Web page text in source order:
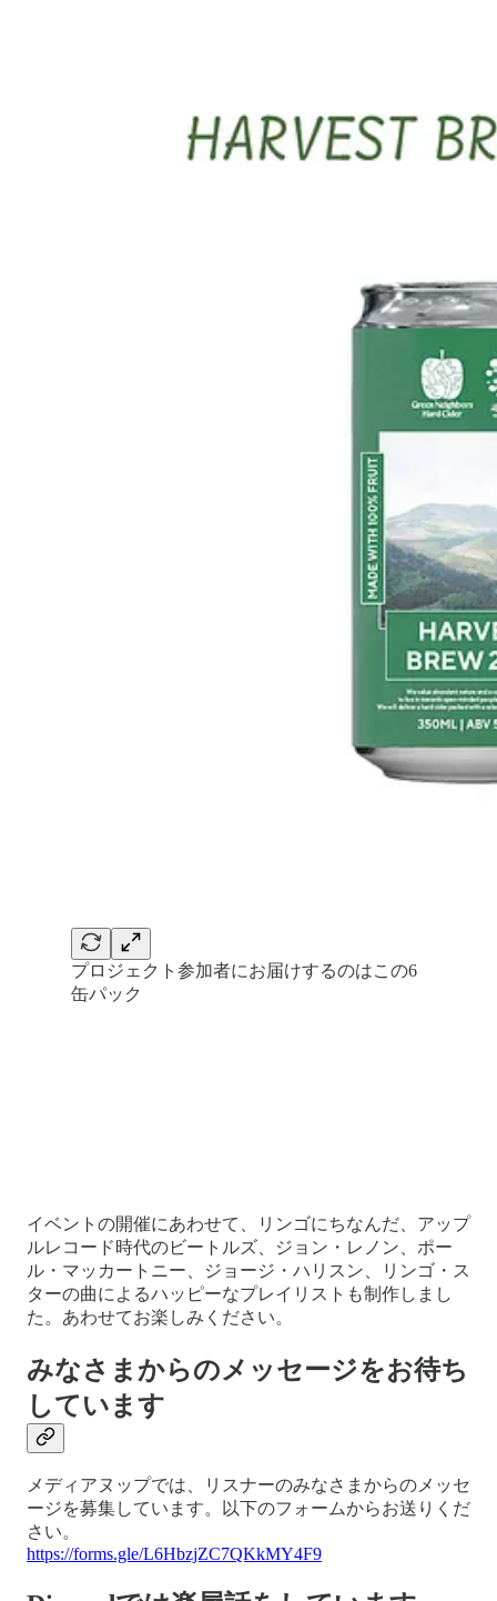
プロジェクト参加者にお届けするのはこの6
缶パック
イベントの開催にあわせて、リンゴにちなんだ、アップ
ルレコード時代のビートルズ、ジョン・レノン、ポー
ル・マッカートニー、ジョージ・ハリスン、リンゴ・ス
ターの曲によるハッピーなプレイリストも制作しまし
た。あわせてお楽しみください。
みなさまからのメッセージをお待ち
しています
メディアヌップでは、リスナーのみなさまからのメッセ
ージを募集しています。以下のフォームからお送りくだ
さい。
https://forms.gle/L6HbzjZC7QKkMY4F9